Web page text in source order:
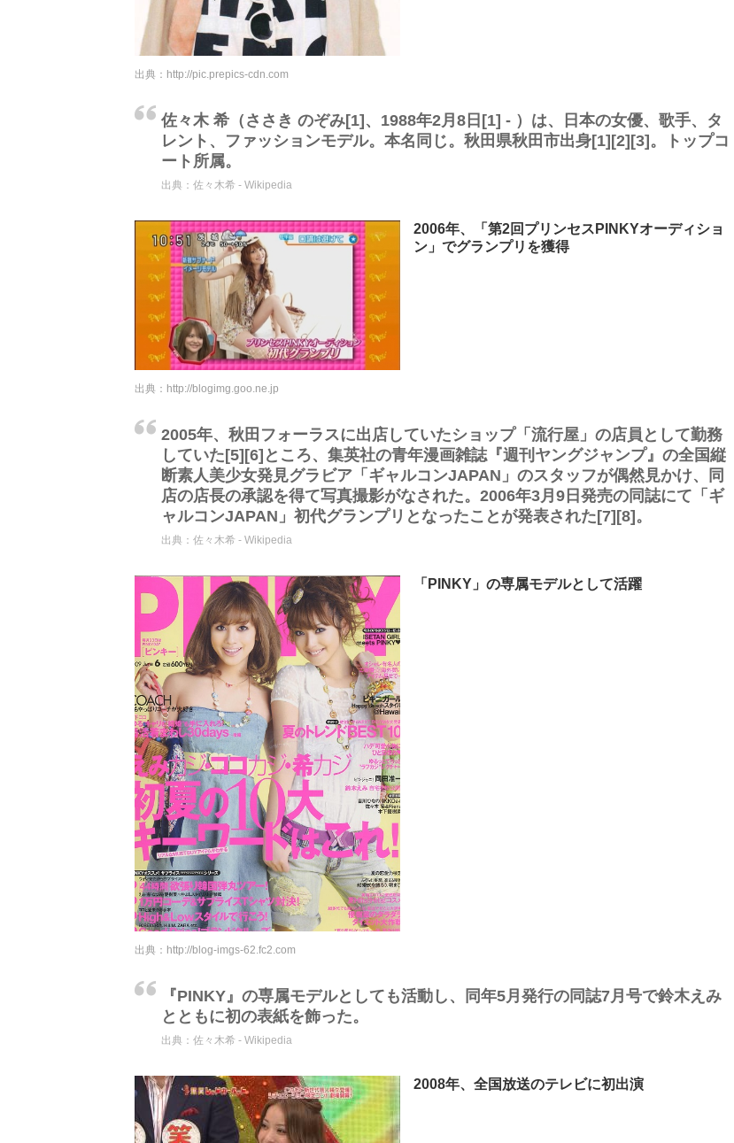
出典： http://pic.prepics-cdn.com
佐々木 希（ささき のぞみ[1]、1988年2月8日[1] - ）は、日本の女優、歌手、タ
レント、ファッションモデル。本名同じ。秋田県秋田市出身[1][2][3]。トップコ
ート所属。
出典： 佐々木希 - Wikipedia
2006年、「第2回プリンセスPINKYオーディショ
ン」でグランプリを獲得
出典： http://blogimg.goo.ne.jp
2005年、秋田フォーラスに出店していたショップ「流行屋」の店員として勤務
していた[5][6]ところ、集英社の青年漫画雑誌『週刊ヤングジャンプ』の全国縦
断素人美少女発見グラビア「ギャルコンJAPAN」のスタッフが偶然見かけ、同
店の店長の承認を得て写真撮影がなされた。2006年3月9日発売の同誌にて「ギ
ャルコンJAPAN」初代グランプリとなったことが発表された[7][8]。
出典： 佐々木希 - Wikipedia
「PINKY」の専属モデルとして活躍
出典： http://blog-imgs-62.fc2.com
『PINKY』の専属モデルとしても活動し、同年5月発行の同誌7月号で鈴木えみ
とともに初の表紙を飾った。
出典： 佐々木希 - Wikipedia
2008年、全国放送のテレビに初出演